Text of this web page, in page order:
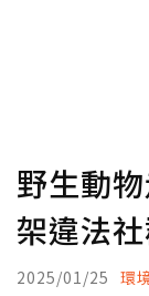
野生動
架違法
2025/01/25 環